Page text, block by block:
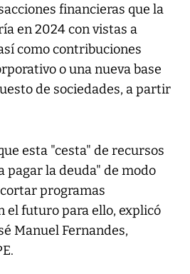
financieras que la
en 2024 con vistas a
como contribuciones
o una nueva base
de sociedades, a partir
esta "cesta" de recursos
pagar la deuda" de modo
programas
el futuro para ello, explicó
Manuel Fernandes,